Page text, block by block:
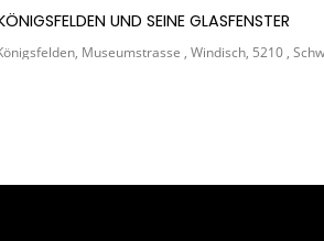
UND SEINE GLASFENSTER
Museumstrasse , Windisch, 5210 ,